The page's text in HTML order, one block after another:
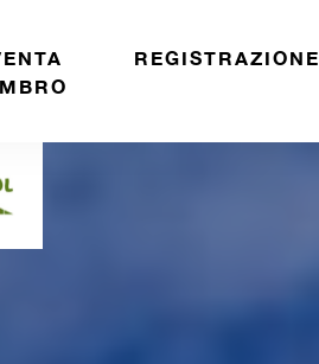
REGISTRAZIONE